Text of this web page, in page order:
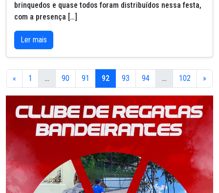
brinquedos e quase todos foram distribuídos nessa festa,
com a presença […]
Ler mais
« 1 … 90 91 92 93 94 … 102 »